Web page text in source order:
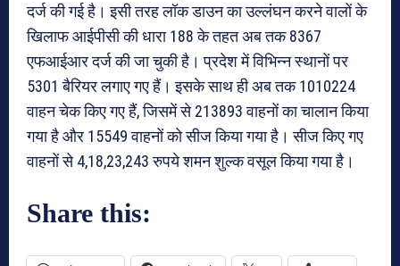
दर्ज की गई है। इसी तरह लॉक डाउन का उल्लंघन करने वालों के
खिलाफ आईपीसी की धारा 188 के तहत अब तक 8367
एफआईआर दर्ज की जा चुकी है। प्रदेश में विभिन्न स्थानों पर
5301 बैरियर लगाए गए हैं। इसके साथ ही अब तक 1010224
वाहन चेक किए गए हैं, जिसमें से 213893 वाहनों का चालान किया
गया है और 15549 वाहनों को सीज किया गया है। सीज किए गए
वाहनों से 4,18,23,243 रुपये शमन शुल्क वसूल किया गया है।
Share this: